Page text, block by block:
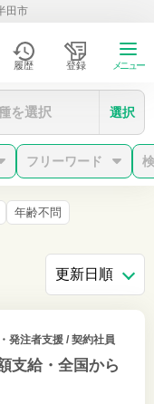
田市
履歴 登録 メニュー
を選択 選択
フリーワード
年齢不問
発注者支援 / 契約社員
支給・全国から